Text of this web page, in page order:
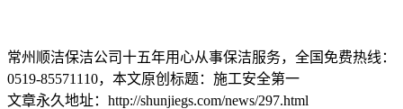
常州顺洁保洁公司十五年用心从事保洁服务，全国免费热线：
0519-85571110，本文原创标题： 施工安全第一
文章永久地址：http://shunjiegs.com/news/297.html